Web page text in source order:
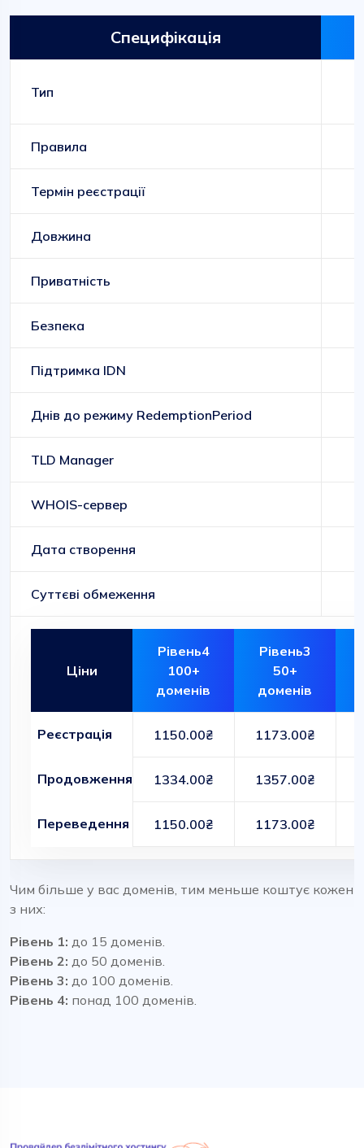
Специфікація
Тип
Правила
Термін реєстрації
Довжина
Приватність
Безпека
Підтримка IDN
Днів до режиму RedemptionPeriod
TLD Manager
WHOIS-сервер
Дата створення
Суттєві обмеження
Ціни
Рівень4
100+
доменів
Рівень3
50+
доменів
Реєстрація 1150.00₴ 1173.00₴
Продовження 1334.00₴ 1357.00₴
Переведення 1150.00₴ 1173.00₴
Чим більше у вас доменів, тим меньше коштує кожен
з них:
Рівень 1: до 15 доменів.
Рівень 2: до 50 доменів.
Рівень 3: до 100 доменів.
Рівень 4: понад 100 доменів.